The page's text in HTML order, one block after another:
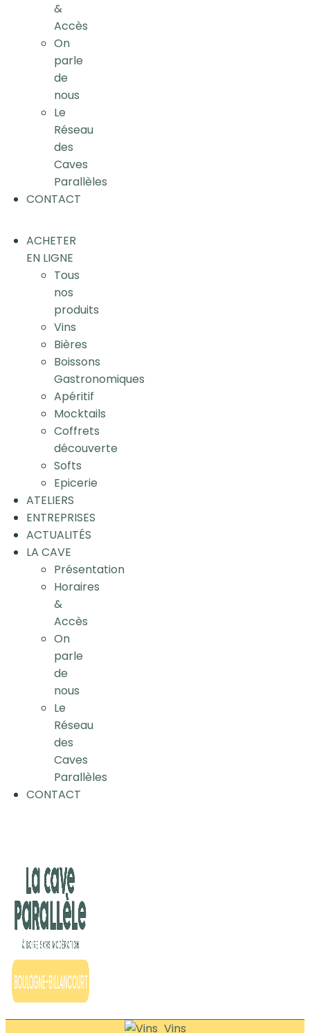
&
Accès
On
parle
de
nous
Le
Réseau
des
Caves
Parallèles
CONTACT
ACHETER
EN LIGNE
Tous
nos
produits
Vins
Bières
Boissons
Gastronomiques
Apéritif
Mocktails
Coffrets
découverte
Softs
Epicerie
ATELIERS
ENTREPRISES
ACTUALITÉS
LA CAVE
Présentation
Horaires
&
Accès
On
parle
de
nous
Le
Réseau
des
Caves
Parallèles
CONTACT
Vins